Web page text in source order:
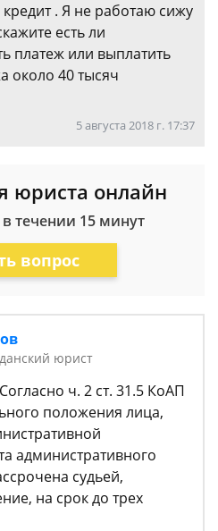
кредит . Я не работаю сижу
есть ли
платеж или выплатить
около 40 тысяч
5 августа 2018 г. 17:37
юриста онлайн
в течении 15 минут
вопрос
юрист
ч. 2 ст. 31.5 КоАП
положения лица,
административного
судьей,
на срок до трех